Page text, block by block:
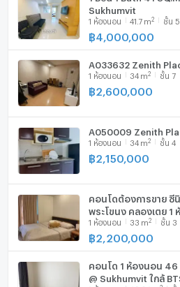
Sukhumvit
1 ห้องนอน 41.7 m2 ชั้น 5
฿ 4,000,000
A033632 Zenith
1 ห้องนอน 34 m2 ชั้น 7
฿2,600,000
A050009 Zenith
1 ห้องนอน 34 m2 ชั้น 4
฿2,150,000
คอนโดต้องการขาย ซีนิธ
พระโขนง คลองเตย 1
1 ห้องนอน 33 m2 ชั้น 3
฿2,200,000
คอนโด 1 ห้องนอน 46
@ Sukhumvit ใกล้